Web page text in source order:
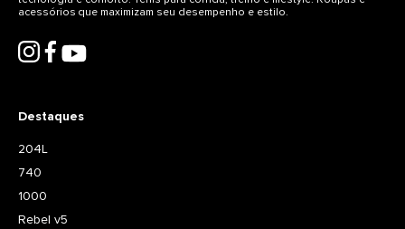
Destaques
204L
740
1000
Rebel v5
acessórios que maximizam seu desempenho e estilo.